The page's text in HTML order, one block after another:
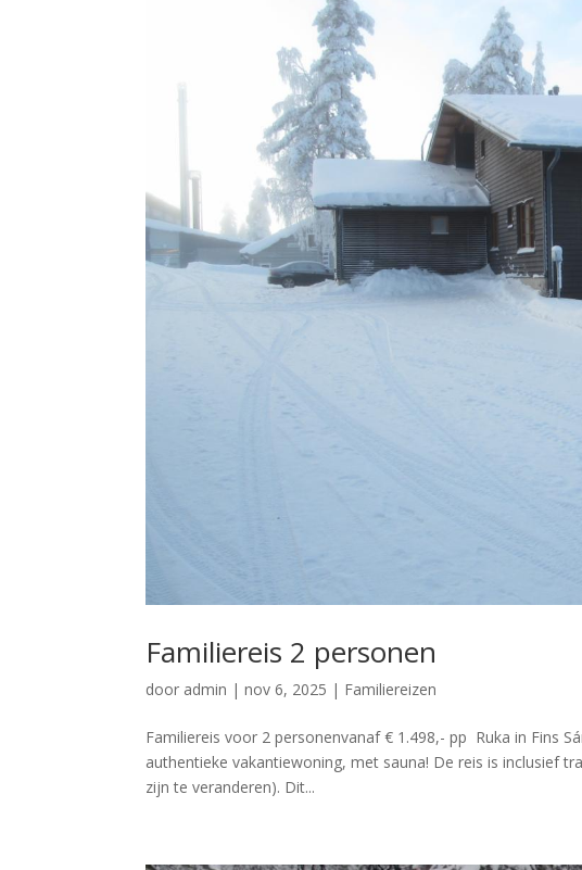
Familiereis 2 personen
door admin |nov 6, 2025 | Familiereizen
Familiereis voor 2 personenvanaf € 1.498,- pp Ruka in Fins
authentieke vakantiewoning, met sauna! De reis is inclusief
zijn te veranderen). Dit...